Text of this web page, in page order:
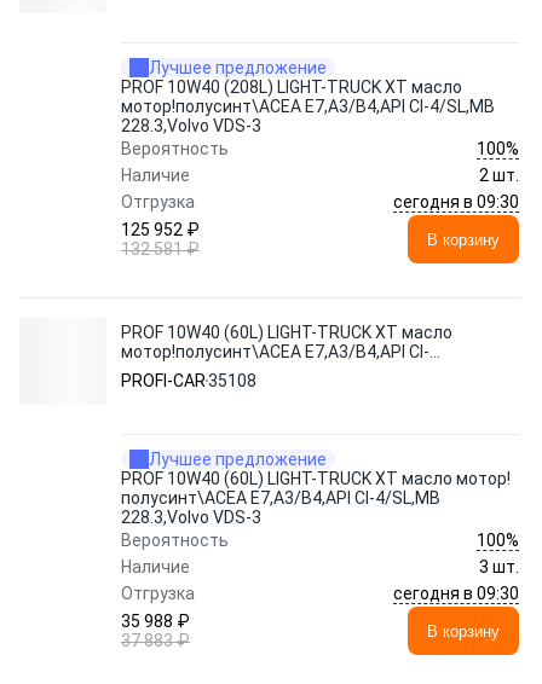
Лучшее предложение
PROF 10W40 (208L) LIGHT-TRUCK XT масло
мотор!полусинт\ACEA E7,A3/B4,API CI-4/SL,MB
228.3,Volvo VDS-3
Вероятность
100%
Наличие
2 шт.
Отгрузка
сегодня в 09:30
125 952 ₽
132 581 ₽
В корзину
PROF 10W40 (60L) LIGHT-TRUCK XT масло
мотор!полусинт\ACEA E7,A3/B4,API CI-
4/SL,MB 228.3,Volvo VDS-3
PROFI-CAR35108
Лучшее предложение
PROF 10W40 (60L) LIGHT-TRUCK XT масло мотор!
полусинт\ACEA E7,A3/B4,API CI-4/SL,MB
228.3,Volvo VDS-3
Вероятность
100%
Наличие
3 шт.
Отгрузка
сегодня в 09:30
35 988 ₽
37 883 ₽
В корзину